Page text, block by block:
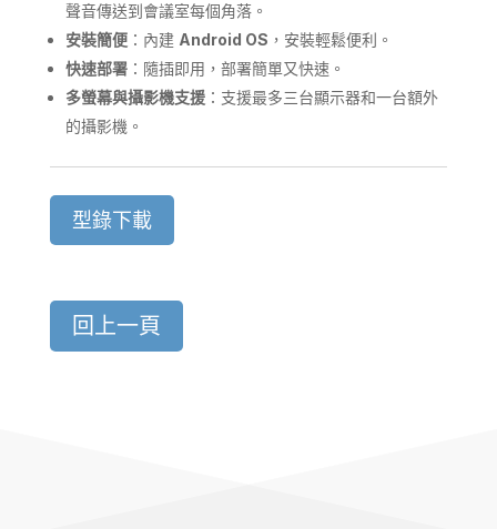
聲音傳送到會議室每個角落。
安裝簡便：內建 Android OS ，安裝輕鬆便利。
快速部署：隨插即用，部署簡單又快速。
多螢幕與攝影機支援：支援最多三台顯示器和一台額外
的攝影機。
型錄下載
回上一頁